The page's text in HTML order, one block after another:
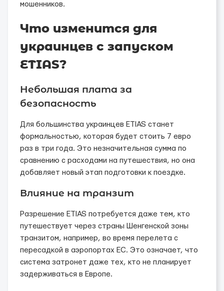
мошенников.
Что изменится для
украинцев с запуском
ETIAS?
Небольшая плата за
безопасность
Для большинства украинцев ETIAS станет
формальностью, которая будет стоить 7 евро
раз в три года. Это незначительная сумма по
сравнению с расходами на путешествия, но она
добавляет новый этап подготовки к поездке.
Влияние на транзит
Разрешение ETIAS потребуется даже тем, кто
путешествует через страны Шенгенской зоны
транзитом, например, во время перелета с
пересадкой в аэропортах ЕС. Это означает, что
система затронет даже тех, кто не планирует
задерживаться в Европе.